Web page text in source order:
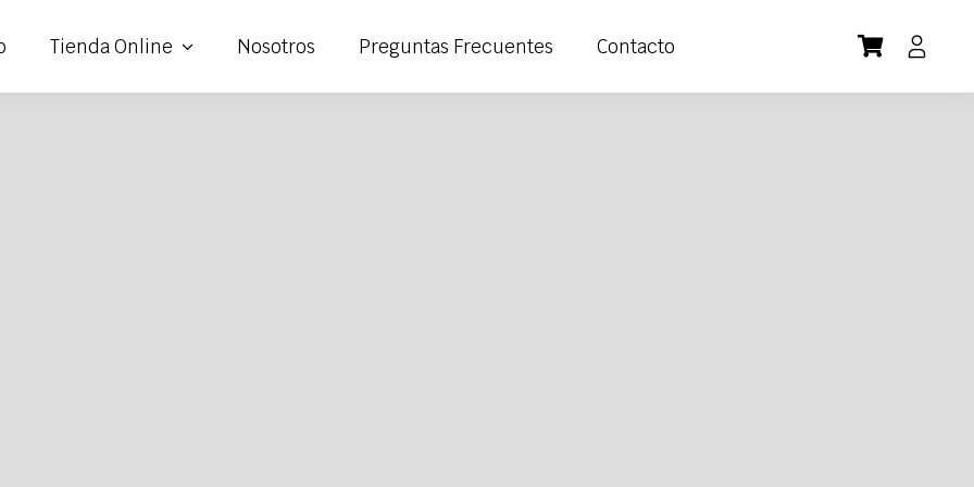
Tienda Online Nosotros Preguntas Frecuentes Contacto